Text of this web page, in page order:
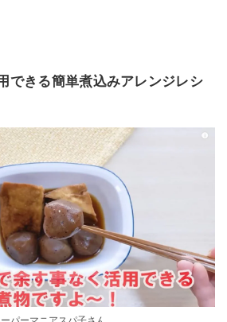
できる簡単煮込みアレンジレシ